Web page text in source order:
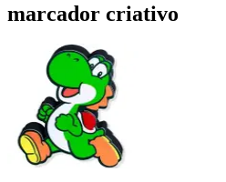
marcador criativo